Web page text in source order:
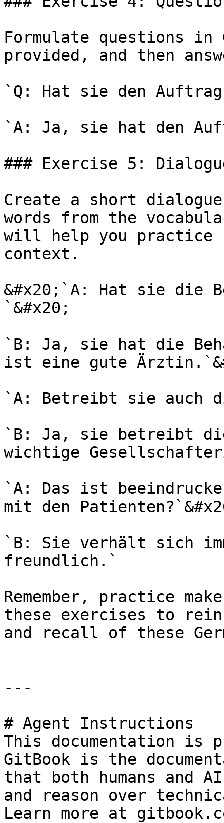
Formulate questions in
provided, and then
`Q: Hat sie den Auftrag
`A: Ja, sie hat den
### Exercise 5:
Create a short dialogue
words from the
will help you practice
context.
&#x20;`A: Hat sie die
`&#x20;
`B: Ja, sie hat die
ist eine gute
`A: Betreibt sie auch
`B: Ja, sie betreibt
wichtige
`A: Das ist
mit den
`B: Sie verhält sich
freundlich.`
Remember, practice
these exercises to
and recall of these
---
# Agent Instructions
This documentation is
GitBook is the
that both humans and
and reason over
Learn more at